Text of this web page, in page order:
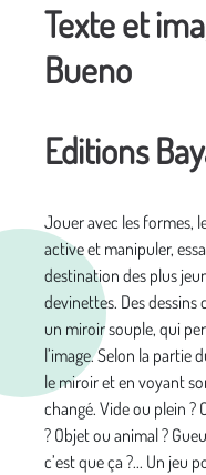
Texte et
Bueno
Editions
Jouer avec les formes,
active et manipuler,
destination des plus
devinettes. Des
un miroir souple, qui
l’image. Selon la partie
le miroir et en voyant
changé. Vide ou plein ?
? Objet ou animal ?
c’est que ça ?... Un jeu